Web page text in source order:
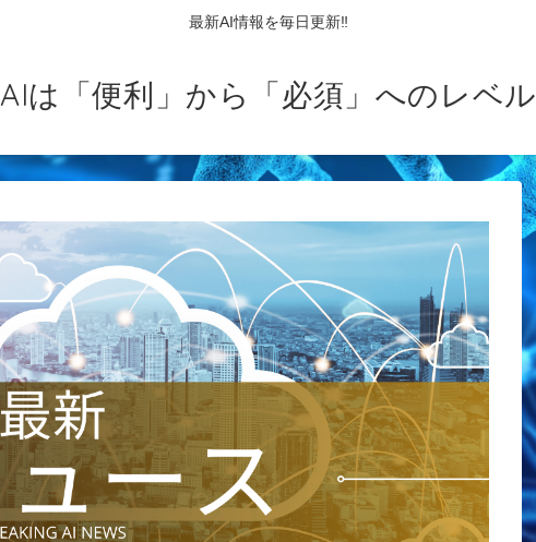
最新AI情報を毎日更新‼
AIは「便利」から「必須」へのレベル